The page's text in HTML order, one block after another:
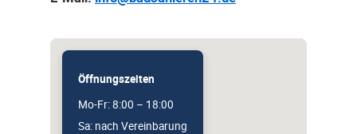
Öffnungszeiten
Mo-Fr: 8:00 – 18:00
Sa: nach Vereinbarung